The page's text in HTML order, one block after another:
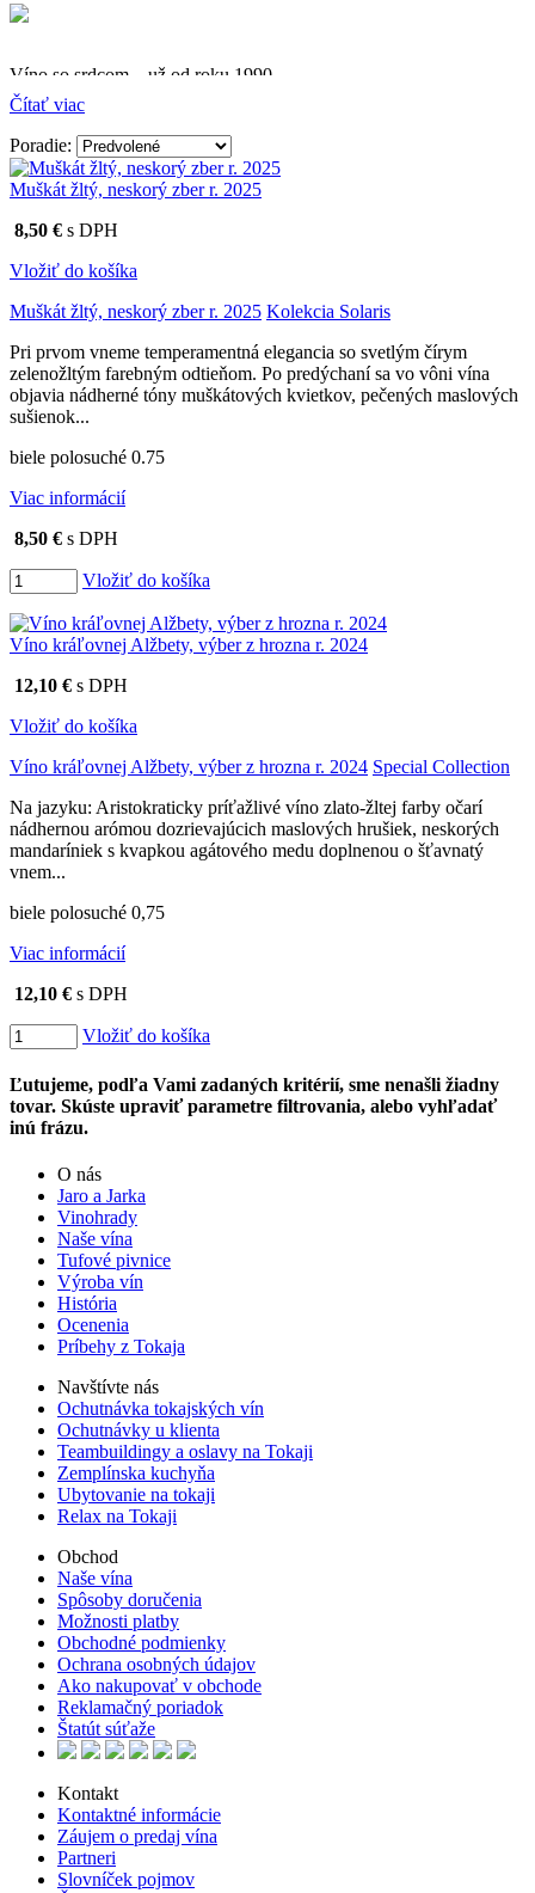
Víno so srdcom – už od roku 1990
Firma Ostrožovič je najstaršou privátnou firmou na
slovenskom Tokaji.
Vyrábame kvalitné odrodové a výberové vína. Ako prví sme
priniesli na slovenský trh sólo spracované vína z tokajských odrôd
Furmint, Lipovina a Muškát žltý reduktívnou technológiou. Hrozno
spracúvame najmodernejšími technológiami, vrátane riadenej
fermentácie.
Čítať viac
Poradie:
Muškát žltý, neskorý zber r. 2025
8,50 € s DPH
Vložiť do košíka
Muškát žltý, neskorý zber r. 2025 Kolekcia Solaris
Pri prvom vneme temperamentná elegancia so svetlým čírym
zelenožltým farebným odtieňom. Po predýchaní sa vo vôni vína
objavia nádherné tóny muškátových kvietkov, pečených maslových
sušienok...
biele polosuché 0.75
Viac informácií
8,50 € s DPH
Vložiť do košíka
Víno kráľovnej Alžbety, výber z hrozna r. 2024
12,10 € s DPH
Vložiť do košíka
Víno kráľovnej Alžbety, výber z hrozna r. 2024 Special Collection
Na jazyku: Aristokraticky príťažlivé víno zlato-žltej farby očarí
nádhernou arómou dozrievajúcich maslových hrušiek, neskorých
mandaríniek s kvapkou agátového medu doplnenou o šťavnatý
vnem...
biele polosuché 0,75
Viac informácií
12,10 € s DPH
Vložiť do košíka
Ľutujeme, podľa Vami zadaných kritérií, sme nenašli žiadny
tovar. Skúste upraviť parametre filtrovania, alebo vyhľadať
inú frázu.
O nás
Jaro a Jarka
Vinohrady
Naše vína
Tufové pivnice
Výroba vín
História
Ocenenia
Príbehy z Tokaja
Navštívte nás
Ochutnávka tokajských vín
Ochutnávky u klienta
Teambuildingy a oslavy na Tokaji
Zemplínska kuchyňa
Ubytovanie na tokaji
Relax na Tokaji
Obchod
Naše vína
Spôsoby doručenia
Možnosti platby
Obchodné podmienky
Ochrana osobných údajov
Ako nakupovať v obchode
Reklamačný poriadok
Štatút súťaže
Kontakt
Kontaktné informácie
Záujem o predaj vína
Partneri
Slovníček pojmov